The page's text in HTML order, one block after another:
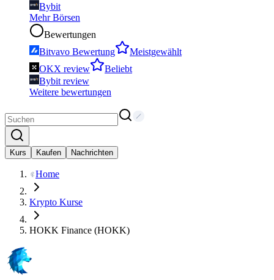
Bybit
Mehr Börsen
Bewertungen
Bitvavo Bewertung
Meistgewählt
OKX review
Beliebt
Bybit review
Weitere bewertungen
Kurs Kaufen Nachrichten
Home
Krypto Kurse
HOKK Finance (HOKK)